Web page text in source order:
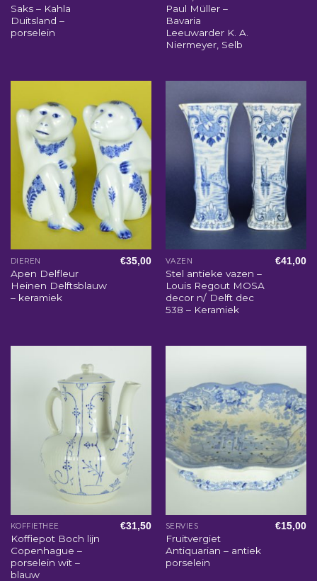
Saks – Kahla
Duitsland –
porselein
Paul Müller –
Bavaria
Leeuwarder K. A.
Niermeyer, Selb
DIEREN
Apen Delfleur
Heinen Delftsblauw
– keramiek
€35,00 VAZEN
Stel antieke vazen –
Louis Regout MOSA
decor n/ Delft dec
538 – Keramiek
€41,00
KOFFIETHEE
Koffiepot Boch lijn
Copenhague –
porselein wit –
blauw
€31,50 SERVIES
Fruitvergiet
Antiquarian – antiek
porselein
€15,00